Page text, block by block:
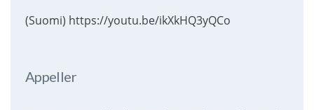
(Suomi) https://youtu.be/ikXkHQ3yQCo
Appeller